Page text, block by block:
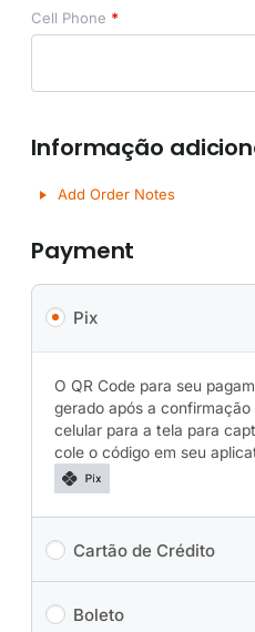
Cell Phone *
Informação
Add Order Notes
Payment
Pix
O QR Code para seu
gerado após a
celular para a tela para
cole o código em seu
Cartão de Crédito
Boleto